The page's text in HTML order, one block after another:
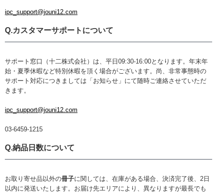
ipc_support@jouni12.com
Q.カスタマーサポートについて
サポート窓口（十二株式会社）は、平日09:30-16:00となります。年末年
始・夏季休暇など特別休暇を頂く場合がございます。尚、非常事態時の
サポート対応につきましては「お知らせ」にて随時ご連絡させていただ
きます。
ipc_support@jouni12.com
03-6459-1215
Q.納品日数について
お取り寄せ品以外の冊子に関しては、在庫がある場合、決済完了後、2日
以内に発送いたします。お届け先エリアにより、異なりますが最長でも